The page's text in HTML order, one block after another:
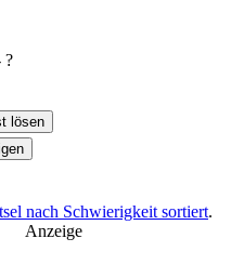
?
nach Schwierigkeit sortiert.
Anzeige